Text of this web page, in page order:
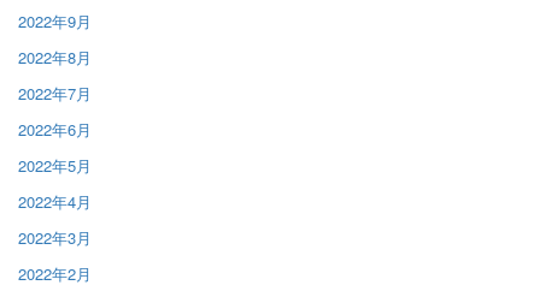
2022年9月
2022年8月
2022年7月
2022年6月
2022年5月
2022年4月
2022年3月
2022年2月